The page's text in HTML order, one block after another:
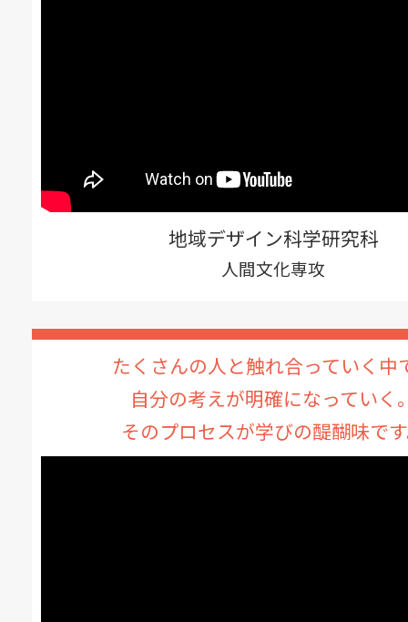
地域デザイン科学研究科
人間文化専攻
たくさんの人と触れ合っていく中
自分の考えが明確になっていく
そのプロセスが学びの醍醐味で